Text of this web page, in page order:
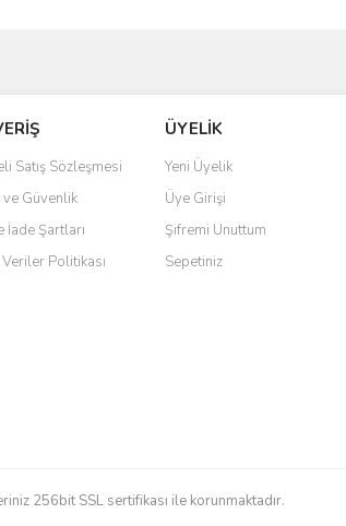
görüntülenemiyor.
bulunuyor.
olmalı.
Satış Sözleşmesi
Güvenlik
İade Şartları
Politikası
ÜYELİK
Yeni Üyelik
Üye Girişi
Şifremi Unuttum
Sepetiniz
256bit SSL sertifikası ile korunmaktadır.